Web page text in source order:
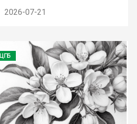
2026-07-21
ЦГБ